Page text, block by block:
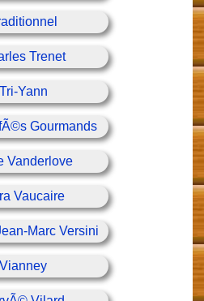
Trenet
Tri-Yann
Gourmands
Vanderlove
Vaucaire
Marc Versini
Vianney